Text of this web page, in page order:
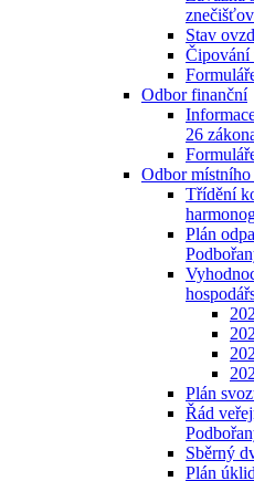
Stav
Čipování
Odbor finanční
26
Odbor místního
Třídění
Plán
Plán
Řád
Sběrný
Plán